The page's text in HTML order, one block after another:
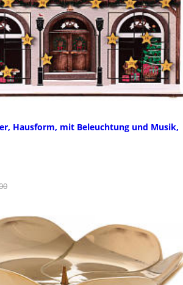
Hausform, mit Beleuchtung und Musik,